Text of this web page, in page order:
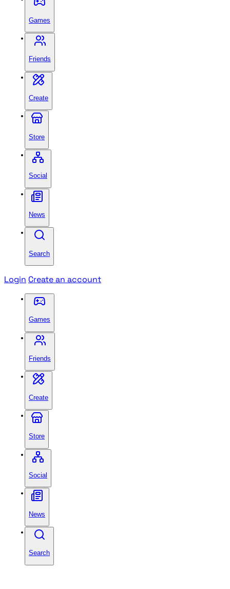
Games
Friends
Create
Store
Social
News
Search
Login Create an account
Games
Friends
Create
Store
Social
News
Search